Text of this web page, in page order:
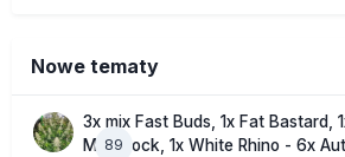
Nowe tematy
89
3x mix Fast Buds, 1x Fat Bastard,
Moonrock, 1x White Rhino - 6x